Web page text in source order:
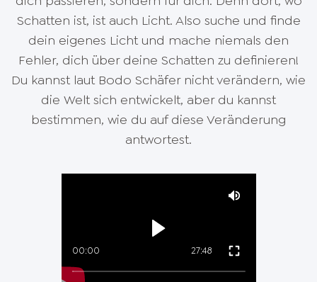
Schatten ist, ist auch Licht. Also suche und finde
dein eigenes Licht und mache niemals den
Fehler, dich über deine Schatten zu definieren!
Du kannst laut Bodo Schäfer nicht verändern, wie
die Welt sich entwickelt, aber du kannst
bestimmen, wie du auf diese Veränderung
antwortest.
00:00 27:48